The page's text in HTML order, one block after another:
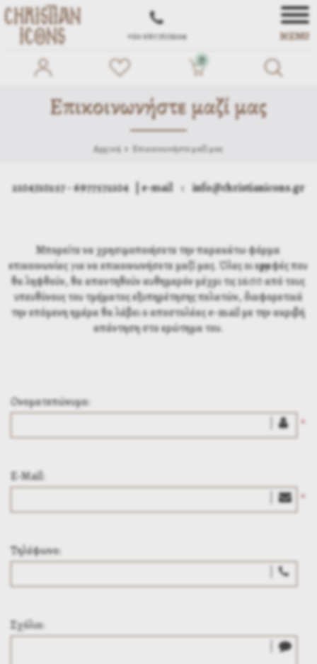
+30 697 7572104 MENU
0
Επικοινωνήστε μαζί μας
Αρχική Επικοινωνήστε μαζί μας
2104310257 - 6977572104 | e-mail : info@christianicons.gr
Μπορείτε να χρησιμοποιήσετε την παρακάτω φόρμα
επικοινωνίας για να επικοινωνήσετε μαζί μας. Όλες οι εγγραφές που
θα ληφθούν, θα απαντηθούν αυθημερόν μέχρι τις 16:00 από τους
υπευθύνους του τμήματος εξυπηρέτησης πελατών, διαφορετικά
την επόμενη ημέρα θα λάβει ο αποστολέας e-mail με την ακριβή
απάντηση στο ερώτημα του.
Ονοματεπώνυμο:
*
E-Mail:
*
Τηλέφωνο:
Σχόλιο: